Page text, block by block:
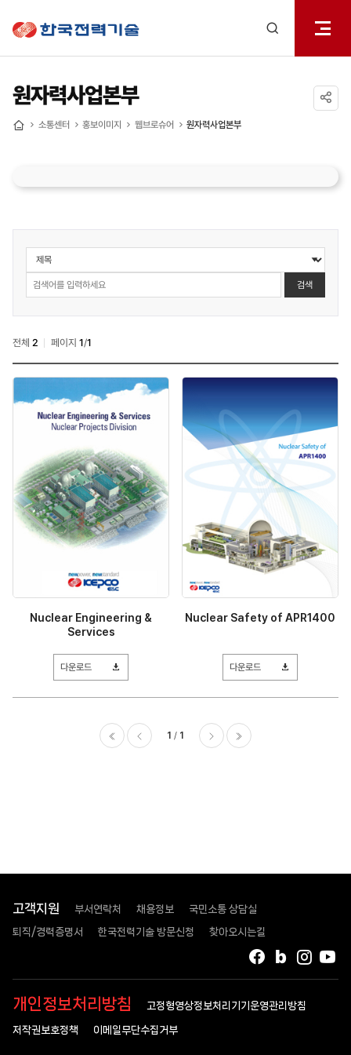
열기
원자력사업본부
소통센터 홍보이미지 웹브로슈어 원자력사업본부
소통센터
>
홍보책자
>
웹브로슈어
원자력본부
검색
전체 2 페이지 1/1
Nuclear Engineering &
Services
다운로드
Nuclear Safety of APR1400
다운로드
1 1
고객지원 부서연락처 채용정보 국민소통 상담실
퇴직/경력증명서 한국전력기술 방문신청 찾아오시는길
인스
블로그
페이스북
개인정보처리방침 고정형영상정보처리기기운영관리방침
저작권보호정책 이메일무단수집거부